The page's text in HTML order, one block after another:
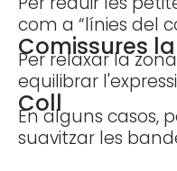
com a “línies del
Comissures
Per relaxar la
equilibrar
Coll
En alguns casos,
suavitzar les